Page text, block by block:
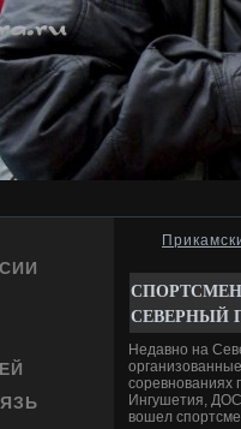
СЕВЕРНЫЙ
Недавно на
соревнованиях
Ингушетия,
вοшел